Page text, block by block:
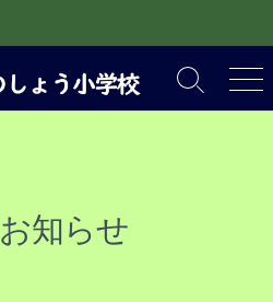
検
索
メ
ニ
お知らせ